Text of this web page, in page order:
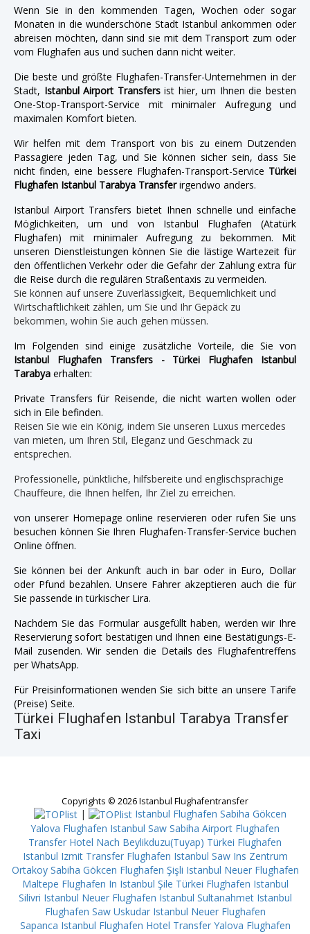
Wenn Sie in den kommenden Tagen, Wochen oder sogar
Monaten in die wunderschöne Stadt Istanbul ankommen oder
abreisen möchten, dann sind sie mit dem Transport zum oder
vom Flughafen aus und suchen dann nicht weiter.
Die beste und größte Flughafen-Transfer-Unternehmen in der
Stadt, Istanbul Airport Transfersist hier, um Ihnen die besten
One-Stop-Transport-Service mit minimaler Aufregung und
maximalen Komfort bieten.
Wir helfen mit dem Transport von bis zu einem Dutzenden
Passagiere jeden Tag, und Sie können sicher sein, dass Sie
nicht finden, eine bessere Flughafen-Transport-Service Türkei
Flughafen Istanbul Tarabya Transferirgendwo anders.
Istanbul Airport Transfers bietet Ihnen schnelle und einfache
Möglichkeiten, um und von Istanbul Flughafen (Atatürk
Flughafen) mit minimaler Aufregung zu bekommen. Mit
unseren Dienstleistungen können Sie die lästige Wartezeit für
den öffentlichen Verkehr oder die Gefahr der Zahlung extra für
die Reise durch die regulären Straßentaxis zu vermeiden.
Sie können auf unsere Zuverlässigkeit, Bequemlichkeit und
Wirtschaftlichkeit zählen, um Sie und Ihr Gepäck zu
bekommen, wohin Sie auch gehen müssen.
Im Folgenden sind einige zusätzliche Vorteile, die Sie von
Istanbul Flughafen Transfers - Türkei Flughafen Istanbul
Tarabya erhalten:
Private Transfers für Reisende, die nicht warten wollen oder
sich in Eile befinden.
Reisen Sie wie ein König, indem Sie unseren Luxus mercedes
van mieten, um Ihren Stil, Eleganz und Geschmack zu
entsprechen.
Professionelle, pünktliche, hilfsbereite und englischsprachige
Chauffeure, die Ihnen helfen, Ihr Ziel zu erreichen.
von unserer Homepage online reservieren oder rufen Sie uns
besuchen können Sie Ihren Flughafen-Transfer-Service buchen
Online öffnen.
Sie können bei der Ankunft auch in bar oder in Euro, Dollar
oder Pfund bezahlen. Unsere Fahrer akzeptieren auch die für
Sie passende in türkischer Lira.
Nachdem Sie das Formular ausgefüllt haben, werden wir Ihre
Reservierung sofort bestätigen und Ihnen eine Bestätigungs-E-
Mail zusenden. Wir senden die Details des Flughafentreffens
per WhatsApp.
Für Preisinformationen wenden Sie sich bitte an unsere Tarife
(Preise) Seite.
Türkei Flughafen Istanbul Tarabya Transfer
Taxi
Copyrights © 2026 Istanbul Flughafentransfer
|
Istanbul Flughafen Sabiha Gökcen
Yalova Flughafen Istanbul Saw Sabiha Airport Flughafen
Transfer Hotel Nach Beylikduzu(Tuyap) Türkei Flughafen
Istanbul Izmit Transfer Flughafen Istanbul Saw Ins Zentrum
Ortakoy Sabiha Gökcen Flughafen Şişli Istanbul Neuer Flughafen
Maltepe Flughafen In Istanbul Şile Türkei Flughafen Istanbul
Silivri Istanbul Neuer Flughafen Istanbul Sultanahmet Istanbul
Flughafen Saw Uskudar Istanbul Neuer Flughafen
Sapanca Istanbul Flughafen Hotel Transfer Yalova Flughafen